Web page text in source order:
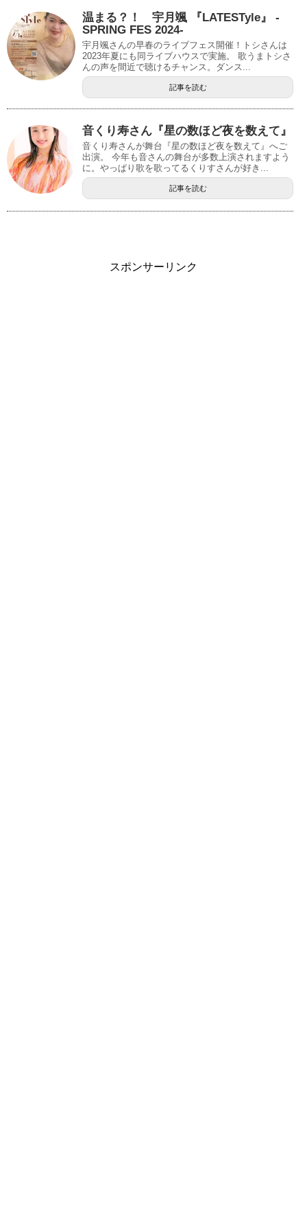
温まる？！ 宇月颯 『LATESTyle』 -
SPRING FES 2024-
宇月颯さんの早春のライブフェス開催！トシさんは
2023年夏にも同ライブハウスで実施。 歌うまトシさ
んの声を間近で聴けるチャンス。ダンス...
記事を読む
音くり寿さん『星の数ほど夜を数えて』
音くり寿さんが舞台『星の数ほど夜を数えて』へご
出演。 今年も音さんの舞台が多数上演されますよう
に。やっぱり歌を歌ってるくりすさんが好き...
記事を読む
スポンサーリンク